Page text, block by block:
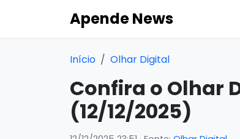
Apende News
Início Olhar Digital
Confira o Olhar
(12/12/2025)